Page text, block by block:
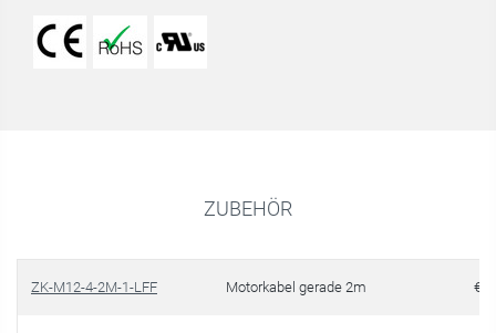
ZUBEHÖR
ZK-M12-4-2M-1-LFF Motorkabel gerade 2m €